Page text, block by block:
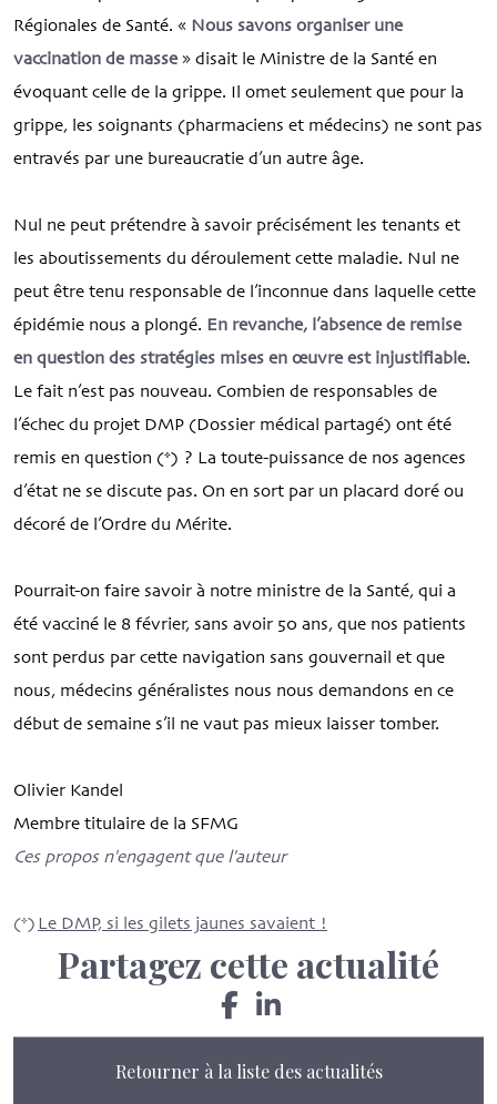
Régionales de Santé. « Nous savons organiser une
vaccination de masse» disait le Ministre de la Santé en
évoquant celle de la grippe. Il omet seulement que pour la
grippe, les soignants (pharmaciens et médecins) ne sont pas
entravés par une bureaucratie d’un autre âge.
Nul ne peut prétendre à savoir précisément les tenants et
les aboutissements du déroulement cette maladie. Nul ne
peut être tenu responsable de l’inconnue dans laquelle cette
épidémie nous a plongé. En revanche, l’absence de remise
en question des stratégies mises en œuvre est injustifiable.
Le fait n’est pas nouveau. Combien de responsables de
l’échec du projet DMP (Dossier médical partagé) ont été
remis en question (*) ? La toute-puissance de nos agences
d’état ne se discute pas. On en sort par un placard doré ou
décoré de l’Ordre du Mérite.
Pourrait-on faire savoir à notre ministre de la Santé, qui a
été vacciné le 8 février, sans avoir 50 ans, que nos patients
sont perdus par cette navigation sans gouvernail et que
nous, médecins généralistes nous nous demandons en ce
début de semaine s’il ne vaut pas mieux laisser tomber.
Olivier Kandel
Membre titulaire de la SFMG
Ces propos n'engagent que l'auteur
(*)Le DMP, si les gilets jaunes savaient !
Partagez cette actualité
Retourner à la liste des actualités